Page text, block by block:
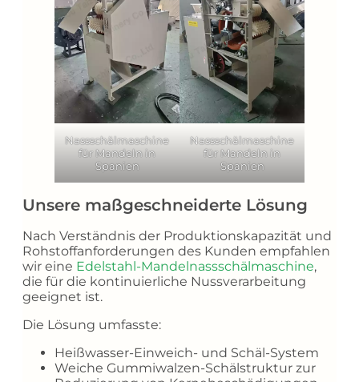
Nassschälmaschine
für Mandeln in
Spanien
Nassschälmaschine
für Mandeln in
Spanien
Unsere maßgeschneiderte Lösung
Nach Verständnis der Produktionskapazität und
Rohstoffanforderungen des Kunden empfahlen
wir eine Edelstahl-Mandelnassschälmaschine,
die für die kontinuierliche Nussverarbeitung
geeignet ist.
Die Lösung umfasste:
Heißwasser-Einweich- und Schäl-System
Weiche Gummiwalzen-Schälstruktur zur